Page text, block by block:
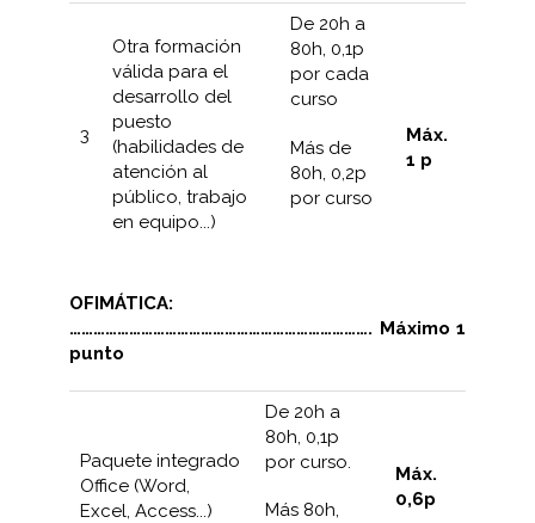
3
Otra formación
válida para el
desarrollo del
puesto
(habilidades de
atención al
público, trabajo
en equipo...)
De 20h a
80h, 0,1p
por cada
curso
Más de
80h, 0,2p
por curso
Máx.
1 p
OFIMÁTICA:
…………………………………………………………………. Máximo 1
punto
Paquete integrado
Office (Word,
Excel, Access...)
De 20h a
80h, 0,1p
por curso.
Más 80h,
Máx.
0,6p